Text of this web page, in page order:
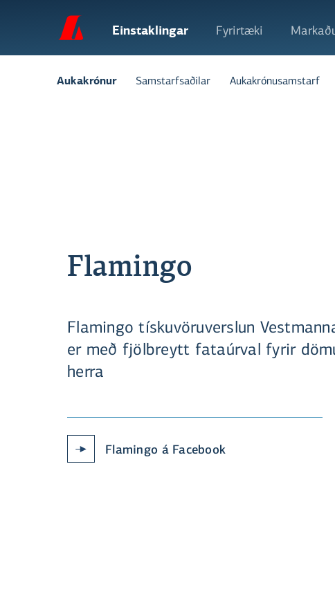
Einstaklingar Fyrirtæki
Aukakrónur Samstarfsaðilar Aukakrónusamstarf
Flamingo
Flamingo tískuvöruverslun
er með fjölbreytt fataúrval fyrir
herra
Flamingo á Facebook